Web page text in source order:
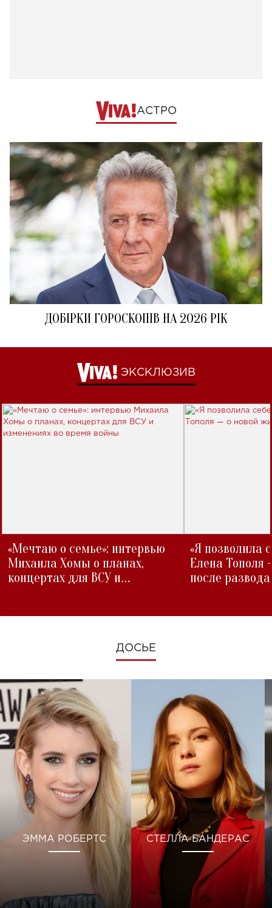
АСТРО
ДОБІРКИ ГОРОСКОПІВ НА 2026 РІК
ЭКСКЛЮЗИВ
«Мечтаю о семье»: интервью
Михаила Хомы о планах,
концертах для ВСУ и
«Я позволила
Елена Тополя
после развода
ДОСЬЕ
ЭММА РОБЕРТС СТЕЛЛА БАНДЕРАС